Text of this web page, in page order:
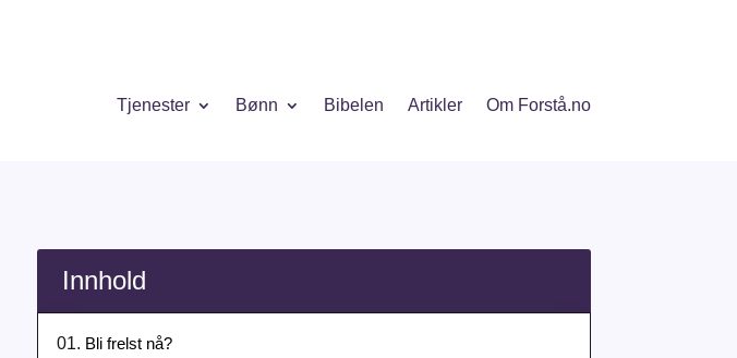
Tjenester Bønn Bibelen Artikler Om Forstå.no
Innhold
Bli frelst nå?